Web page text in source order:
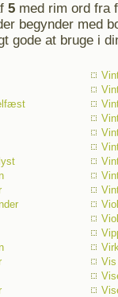
5med rim ord fra
begynder med
gode at bruge i
Viol
Vis